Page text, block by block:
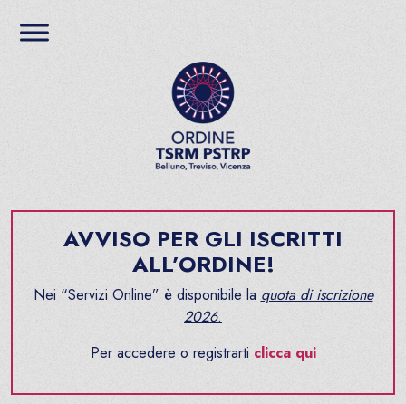
AVVISO PER GLI ISCRITTI
ALL’ORDINE!
Nei “Servizi Online” è disponibile la quota di iscrizione
2026.
Per accedere o registrarti clicca qui